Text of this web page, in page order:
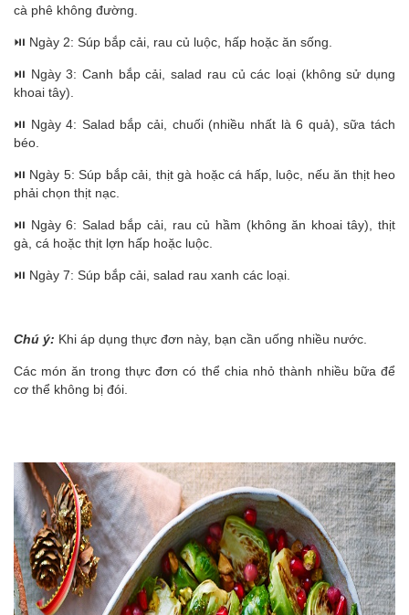
cà phê không đường.
⏯️ Ngày 2: Súp bắp cải, rau củ luộc, hấp hoặc ăn sống.
⏯️ Ngày 3: Canh bắp cải, salad rau củ các loại (không sử dụng
khoai tây).
⏯️ Ngày 4: Salad bắp cải, chuối (nhiều nhất là 6 quả), sữa tách
béo.
⏯️ Ngày 5: Súp bắp cải, thịt gà hoặc cá hấp, luộc, nếu ăn thịt heo
phải chọn thịt nạc.
⏯️ Ngày 6: Salad bắp cải, rau củ hầm (không ăn khoai tây), thịt
gà, cá hoặc thịt lợn hấp hoặc luộc.
⏯️ Ngày 7: Súp bắp cải, salad rau xanh các loại.
Chú ý: Khi áp dụng thực đơn này, bạn cần uống nhiều nước.
Các món ăn trong thực đơn có thể chia nhỏ thành nhiều bữa để
cơ thể không bị đói.